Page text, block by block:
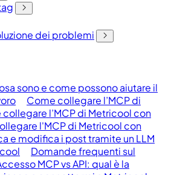
dei problemi
sono e come possono aiutare il
Come collegare l’MCP di
collegare l’MCP di Metricool con
l'MCP di Metricool con
e modifica i post tramite un LLM
Domande frequenti sul
MCP vs API: qual è la